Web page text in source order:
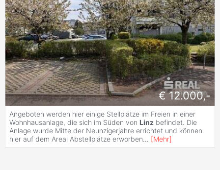
€ 12.000,-
Angeboten werden hier einige Stellplätze im Freien in einer
Wohnhausanlage, die sich im Süden von Linz befindet. Die
Anlage wurde Mitte der Neunzigerjahre errichtet und können
hier auf dem Areal Abstellplätze erworben... [Mehr]